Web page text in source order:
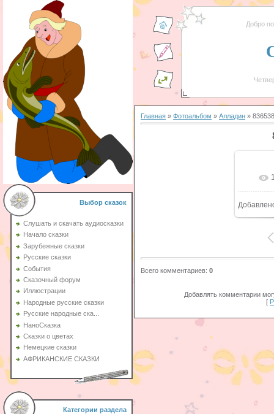
Выбор сказок
Слушать и скачать аудиосказки
Начало сказки
Зарубежные сказки
Русские сказки
События
Сказочный форум
Иллюстрации
Народные русские сказки
Русские народные ска...
НаноСказка
Сказки о цветах
Немецкие сказки
АФРИКАНСКИЕ СКАЗКИ
Категории раздела
Добро
Главная » Фотоальбом » Алладин »
Всего комментариев: 0
Добавлять комментарии
[